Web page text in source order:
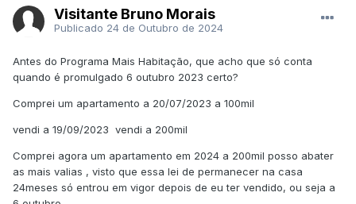
Visitante Bruno Morais
Publicado 24 de Outubro de 2024
Antes do Programa Mais Habitação, que acho que só conta
quando é promulgado 6 outubro 2023 certo?
Comprei um apartamento a 20/07/2023 a 100mil
vendi a 19/09/2023 vendi a 200mil
Comprei agora um apartamento em 2024 a 200mil posso abater
as mais valias , visto que essa lei de permanecer na casa
24meses só entrou em vigor depois de eu ter vendido, ou seja a